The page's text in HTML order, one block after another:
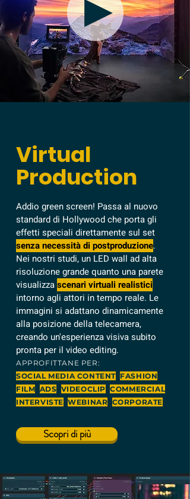
Virtual
Production
Addio green screen! Passa al nuovo
standard di Hollywood che porta gli
effetti speciali direttamente sul set
senza necessità di postproduzione.
Nei nostri studi, un LED wall ad alta
risoluzione grande quanto una parete
visualizzascenari virtuali realistici
intorno agli attori in tempo reale. Le
immagini si adattano dinamicamente
alla posizione della telecamera,
creando un'esperienza visiva subito
pronta per il video editing.
APPROFITTANE PER:
SOCIAL MEDIA CONTENT FASHION
FILM ADS VIDEOCLIP COMMERCIAL
INTERVISTE WEBINAR CORPORATE
Scopri di più